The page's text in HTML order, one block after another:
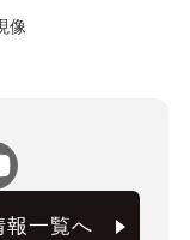
像
報一覧へ